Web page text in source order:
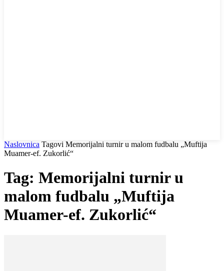
Naslovnica Tagovi Memorijalni turnir u malom fudbalu „Muftija
Muamer-ef. Zukorlić“
Tag: Memorijalni turnir u
malom fudbalu „Muftija
Muamer-ef. Zukorlić“